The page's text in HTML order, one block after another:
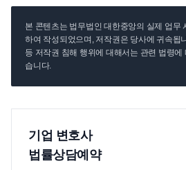
본 콘텐츠는 법무법인 대한중앙의 실제 업무
하여 작성되었으며, 저작권은 당사에 귀속됩
등 저작권 침해 행위에 대해서는 관련 법령에
습니다.
기업 변호사
법률상담예약